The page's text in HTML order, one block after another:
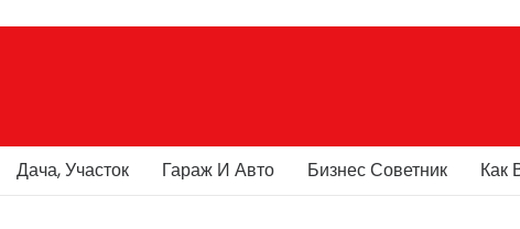
Дача, Участок Гараж И Авто Бизнес Советник Как